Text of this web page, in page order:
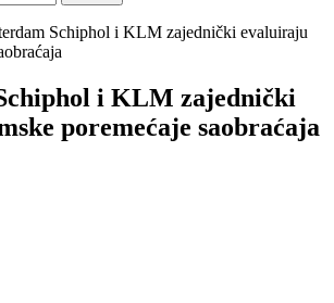
Schiphol i KLM zajednički evaluiraju
i KLM zajednički
poremećaje saobraćaja